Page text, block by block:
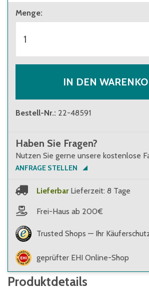
Menge:
IN DEN
Bestell-Nr.: 22-48591
Haben Sie Fragen?
Nutzen Sie gerne unsere kostenlose
ANFRAGE STELLEN
Lieferbar Lieferzeit: 8 Tage
Frei-Haus ab 200€
Trusted Shops — Ihr
geprüfter EHI Online-Shop
Produktdetails